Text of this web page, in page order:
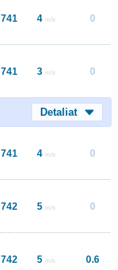
741 4 m/s 0
741 3 m/s 0
Detaliat
741 4 m/s 0
742 5 m/s 0
742 5 m/s 0.6